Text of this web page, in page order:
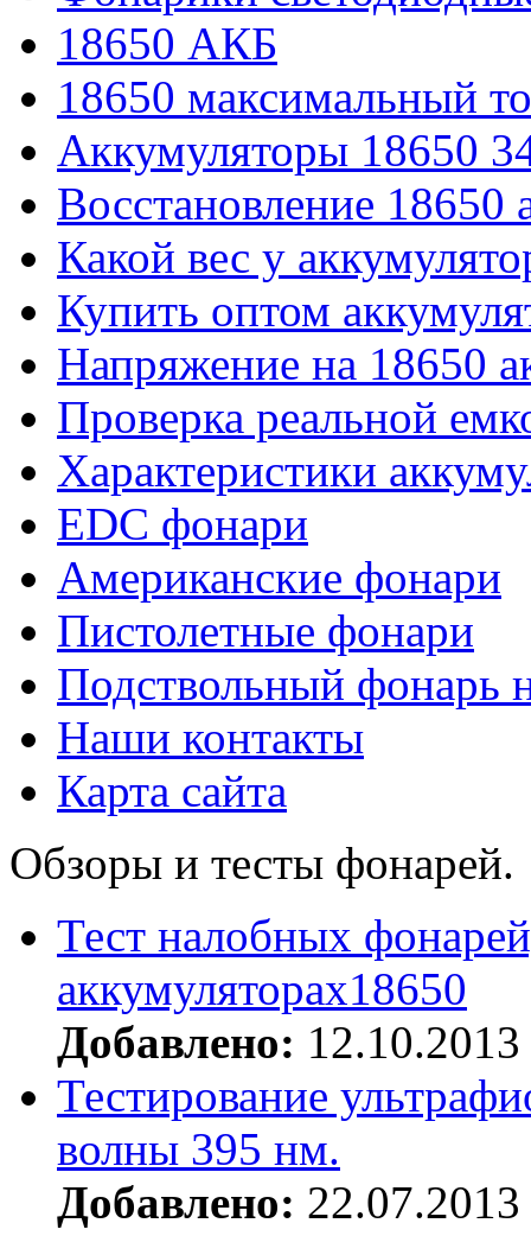
18650 АКБ
18650 максимальный
Аккумуляторы 18650
Восстановление 18650
Какой вес у
Купить оптом
Напряжение на 18650
Проверка реальной
Характеристики
EDC фонари
Американские фонари
Пистолетные фонари
Подствольный фонарь
Наши контакты
Карта сайта
Обзоры и тесты фонарей.
Тест налобных
аккумуляторах18650
Добавлено: 12.10.2013
Тестирование
волны 395 нм.
Добавлено: 22.07.2013